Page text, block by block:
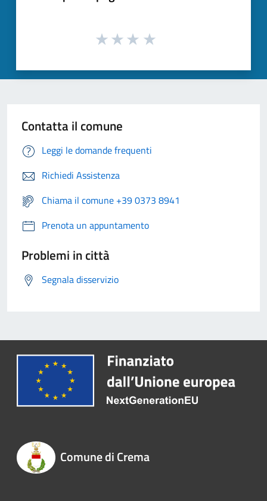
Contatta il comune
Leggi le domande frequenti
Richiedi Assistenza
Chiama il comune +39 0373 8941
Prenota un appuntamento
Problemi in città
Segnala disservizio
Comune di Crema